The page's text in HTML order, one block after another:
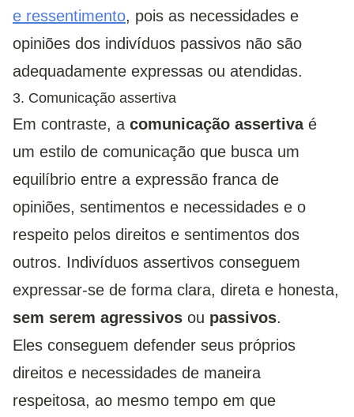
e ressentimento, pois as necessidades e
opiniões dos indivíduos passivos não são
adequadamente expressas ou atendidas.
3. Comunicação assertiva
Em contraste, a comunicação assertivaé
um estilo de comunicação que busca um
equilíbrio entre a expressão franca de
opiniões, sentimentos e necessidades e o
respeito pelos direitos e sentimentos dos
outros. Indivíduos assertivos conseguem
expressar-se de forma clara, direta e honesta,
sem serem agressivos ou passivos.
Eles conseguem defender seus próprios
direitos e necessidades de maneira
respeitosa, ao mesmo tempo em que